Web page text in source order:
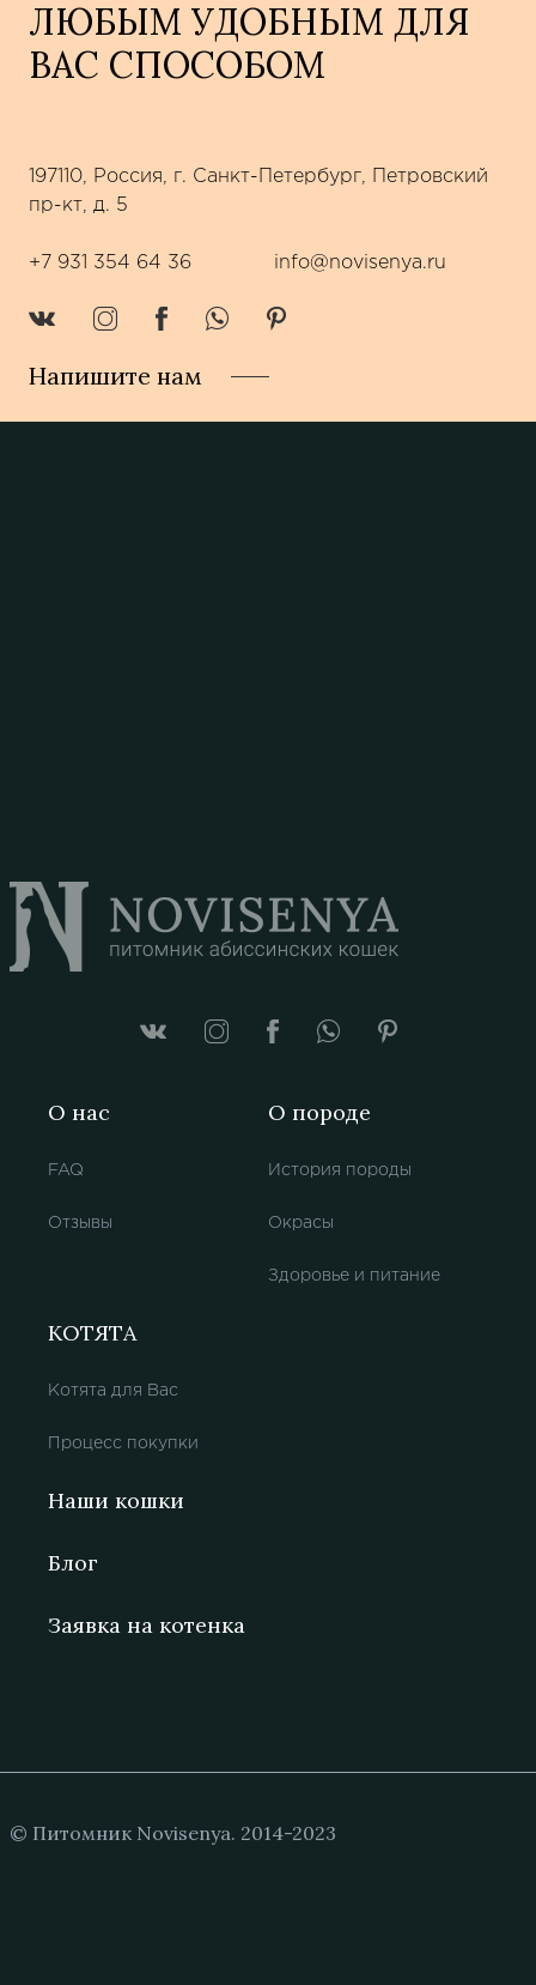
ЛЮБЫМ УДОБНЫМ ДЛЯ
ВАС СПОСОБОМ
197110, Россия, г. Санкт-Петербург, Петровский
пр-кт, д. 5
+7 931 354 64 36 info@novisenya.ru
Напишите нам
О нас
FAQ
Отзывы
О породе
История породы
Окрасы
Здоровье и питание
КОТЯТА
Котята для Вас
Процесс покупки
Наши кошки
Блог
Заявка на котенка
© Питомник Novisenya. 2014-2023